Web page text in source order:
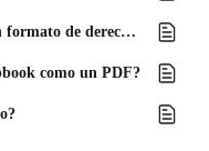
¿Cómo puedo mostrar mi Flipbook en formato de derecha a izquierda?
como un PDF?